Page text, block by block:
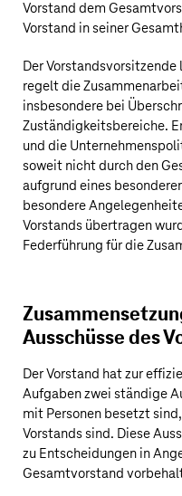
Vorstand dem
Vorstand in seiner
Der
regelt die
insbesondere bei
Zuständigkeitsbereiche.
und die
soweit nicht durch den
aufgrund eines
besondere
Vorstands übertragen
Federführung für die
Ausschüsse des
Der Vorstand hat zur
Aufgaben zwei ständige
mit Personen besetzt
Vorstands sind. Diese
zu Entscheidungen in
Gesamtvorstand